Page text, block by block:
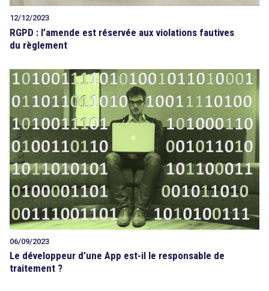
12/12/2023
RGPD : l’amende est réservée aux violations fautives
du règlement
06/09/2023
Le développeur d’une App est-il le responsable de
traitement ?